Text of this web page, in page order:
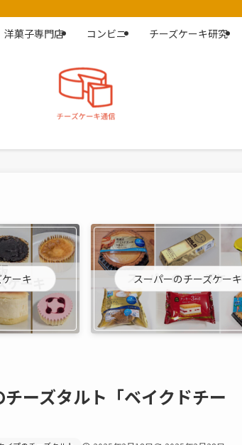
洋菓子専門店 コンビニ チーズケーキ研究
ーキ スーパーのチーズケーキ
ーズタルト「ベイクドチー